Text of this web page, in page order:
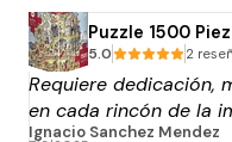
Puzzle 1500
5.0 2
Requiere dedicación,
en cada rincón de la
Ignacio Sanchez Mendez